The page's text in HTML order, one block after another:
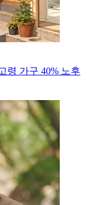
령 가구 40% 노후